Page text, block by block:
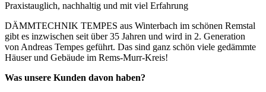
Praxistauglich, nachhaltig und mit viel Erfahrung
DÄMMTECHNIK TEMPES aus Winterbach im schönen Remstal
gibt es inzwischen seit über 35 Jahren und wird in 2. Generation
von Andreas Tempes geführt. Das sind ganz schön viele gedämmte
Häuser und Gebäude im Rems-Murr-Kreis!
Was unsere Kunden davon haben?